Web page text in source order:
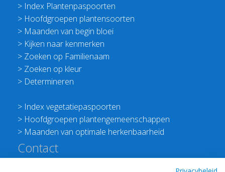
> Index Plantenpaspoorten
> Hoofdgroepen plantensoorten
> Maanden van begin bloei
> Kijken naar kenmerken
> Zoeken op Familienaam
> Zoeken op kleur
> Determineren
> Index vegetatiepaspoorten
> Hoofdgroepen plantengemeenschappen
> Maanden van optimale herkenbaarheid
Contact